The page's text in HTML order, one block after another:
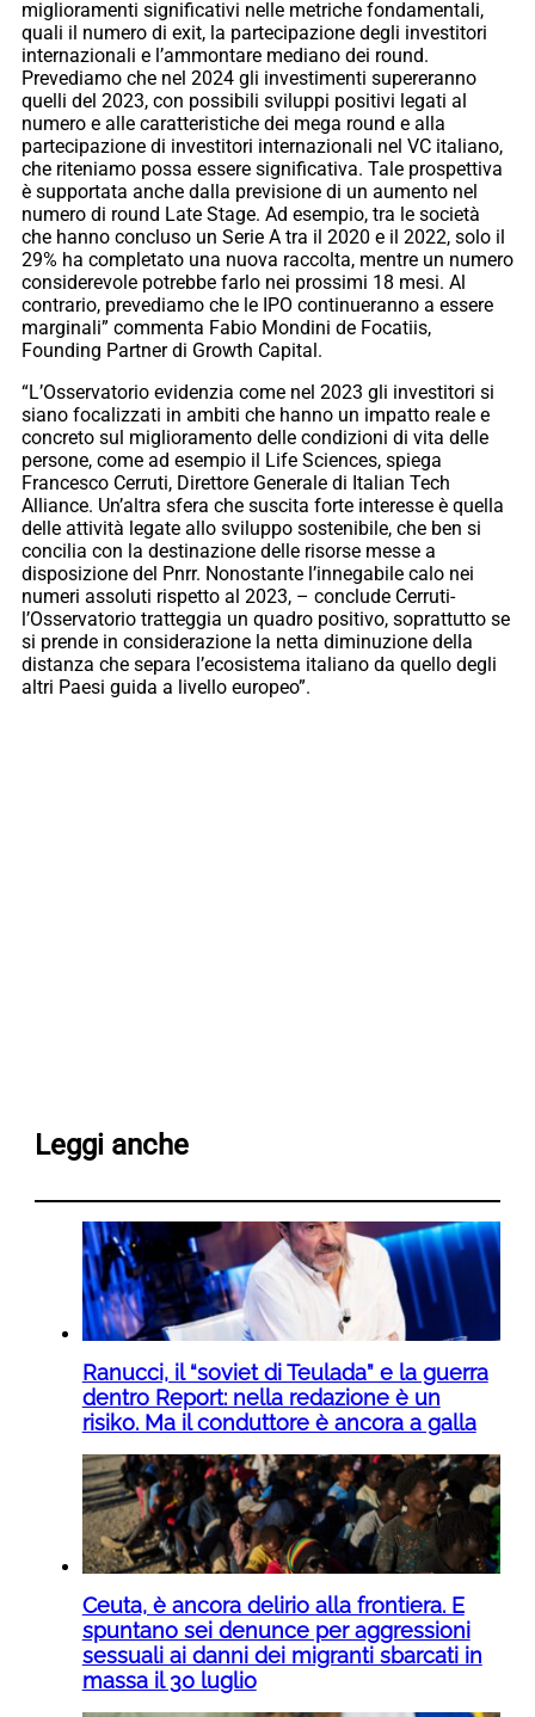
miglioramenti significativi nelle metriche fondamentali,
quali il numero di exit, la partecipazione degli investitori
internazionali e l’ammontare mediano dei round.
Prevediamo che nel 2024 gli investimenti supereranno
quelli del 2023, con possibili sviluppi positivi legati al
numero e alle caratteristiche dei mega round e alla
partecipazione di investitori internazionali nel VC italiano,
che riteniamo possa essere significativa. Tale prospettiva
è supportata anche dalla previsione di un aumento nel
numero di round Late Stage. Ad esempio, tra le società
che hanno concluso un Serie A tra il 2020 e il 2022, solo il
29% ha completato una nuova raccolta, mentre un numero
considerevole potrebbe farlo nei prossimi 18 mesi. Al
contrario, prevediamo che le IPO continueranno a essere
marginali” commenta Fabio Mondini de Focatiis,
Founding Partner di Growth Capital.
“L’Osservatorio evidenzia come nel 2023 gli investitori si
siano focalizzati in ambiti che hanno un impatto reale e
concreto sul miglioramento delle condizioni di vita delle
persone, come ad esempio il Life Sciences, spiega
Francesco Cerruti, Direttore Generale di Italian Tech
Alliance. Un’altra sfera che suscita forte interesse è quella
delle attività legate allo sviluppo sostenibile, che ben si
concilia con la destinazione delle risorse messe a
disposizione del Pnrr. Nonostante l’innegabile calo nei
numeri assoluti rispetto al 2023, – conclude Cerruti-
l’Osservatorio tratteggia un quadro positivo, soprattutto se
si prende in considerazione la netta diminuzione della
distanza che separa l’ecosistema italiano da quello degli
altri Paesi guida a livello europeo”.
Leggi anche
Ranucci, il “soviet di Teulada” e la guerra
dentro Report: nella redazione è un
risiko. Ma il conduttore è ancora a galla
Ceuta, è ancora delirio alla frontiera. E
spuntano sei denunce per aggressioni
sessuali ai danni dei migranti sbarcati in
massa il 30 luglio